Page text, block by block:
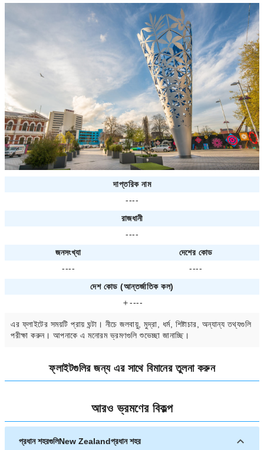
দাপ্তরিক নাম
----
রাজধানী
----
জনসংখ্যা
দেশের কোড
----
----
দেশ কোড (আন্তর্জাতিক কল)
＋----
এর ফ্লাইটের সময়টি প্রায় ঘন্টা। নীচে জলবায়ু, মুদ্রা, ধর্ম, শিষ্টাচার, অন্যান্য তথ্যগুলি
পরীক্ষা করুন। আপনাকে এ মনোরম ভ্রমণগুলি শুভেচ্ছা জানাচ্ছি।
ফ্লাইটগুলির জন্য এর সাথে বিমানের তুলনা করুন
আরও ভ্রমণের বিকল্প
প্রধান শহরগুলিNew Zealandপ্রধান শহর